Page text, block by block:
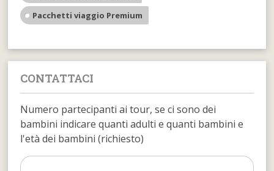
Pacchetti viaggio Premium
CONTATTACI
Numero partecipanti ai tour, se ci sono dei
bambini indicare quanti adulti e quanti bambini e
l'età dei bambini (richiesto)